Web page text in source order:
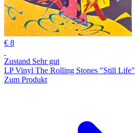
€ 8
Zustand Sehr gut
LP Vinyl The Rolling Stones "Still Life"
Zum Produkt